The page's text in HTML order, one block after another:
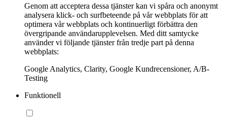
Genom att acceptera dessa tjänster kan vi spåra och anonymt
analysera klick- och surfbeteende på vår webbplats för att
optimera vår webbplats och kontinuerligt förbättra den
övergripande användarupplevelsen. Med ditt samtycke
använder vi följande tjänster från tredje part på denna
webbplats:
Google Analytics, Clarity, Google Kundrecensioner, A/B-
Testing
Funktionell